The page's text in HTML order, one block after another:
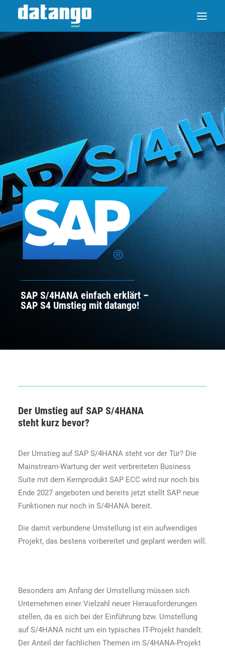
SAP S/4HANA einfach erklärt –
SAP S4 Umstieg mit datango!
Der Umstieg auf SAP S/4HANA
steht kurz bevor?
Der Umstieg auf SAP S/4HANA steht vor der Tür? Die
Mainstream-Wartung der weit verbreiteten Business
Suite mit dem Kernprodukt SAP ECC wird nur noch bis
Ende 2027 angeboten und bereits jetzt stellt SAP neue
Funktionen nur noch in S/4HANA bereit.
Die damit verbundene Umstellung ist ein aufwendiges
Projekt, das bestens vorbereitet und geplant werden will.
Besonders am Anfang der Umstellung müssen sich
Unternehmen einer Vielzahl neuer Herausforderungen
stellen, da es sich bei der Einführung bzw. Umstellung
auf S/4HANA nicht um ein typisches IT-Projekt handelt.
Der Anteil der fachlichen Themen im S/4HANA-Projekt